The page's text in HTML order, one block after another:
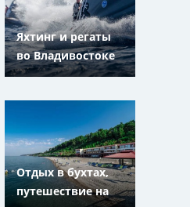
Яхтинг и регаты
во Владивостоке
Отдых в бухтах,
путешествие на